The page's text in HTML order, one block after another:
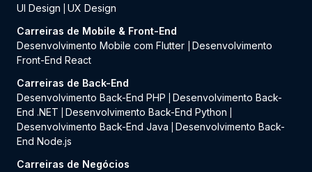
UI Design
UX Design
Carreiras de Mobile & Front-End
Desenvolvimento Mobile com Flutter
Desenvolvimento
Front-End React
Carreiras de Back-End
Desenvolvimento Back-End PHP
Desenvolvimento Back-
End .NET
Desenvolvimento Back-End Python
Desenvolvimento Back-End Java
Desenvolvimento Back-
End Node.js
Carreiras de Negócios